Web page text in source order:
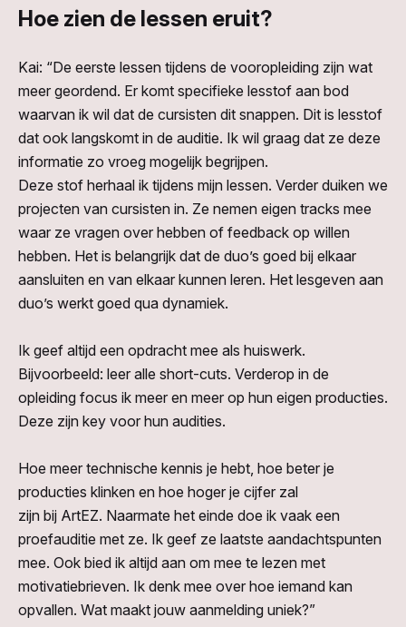
Hoe zien de lessen eruit?
Kai: “De eerste lessen tijdens de vooropleiding zijn wat
meer geordend. Er komt specifieke lesstof aan bod
waarvan ik wil dat de cursisten dit snappen. Dit is lesstof
dat ook langskomt in de auditie. Ik wil graag dat ze deze
informatie zo vroeg mogelijk begrijpen.
Deze stof herhaal ik tijdens mijn lessen. Verder duiken we
projecten van cursisten in. Ze nemen eigen tracks mee
waar ze vragen over hebben of feedback op willen
hebben. Het is belangrijk dat de duo’s goed bij elkaar
aansluiten en van elkaar kunnen leren. Het lesgeven aan
duo’s werkt goed qua dynamiek.
Ik geef altijd een opdracht mee als huiswerk.
Bijvoorbeeld: leer alle short-cuts. Verderop in de
opleiding focus ik meer en meer op hun eigen producties.
Deze zijn key voor hun audities.
Hoe meer technische kennis je hebt, hoe beter je
producties klinken en hoe hoger je cijfer zal
zijn bij ArtEZ. Naarmate het einde doe ik vaak een
proefauditie met ze. Ik geef ze laatste aandachtspunten
mee. Ook bied ik altijd aan om mee te lezen met
motivatiebrieven. Ik denk mee over hoe iemand kan
opvallen. Wat maakt jouw aanmelding uniek?”